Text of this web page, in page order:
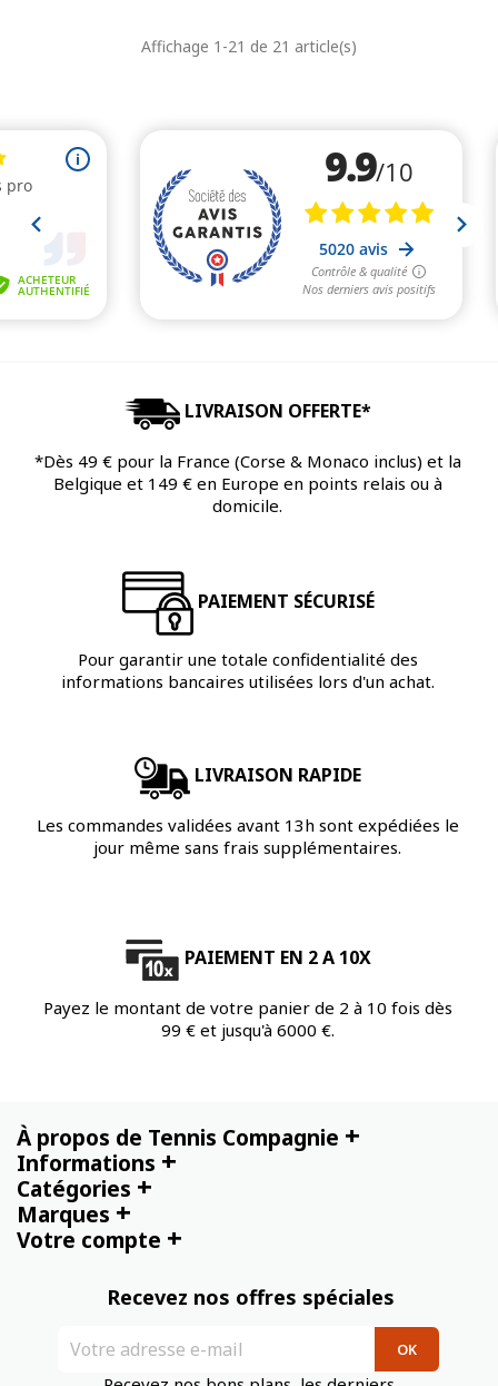
base
Affichage 1-21 de 21 article(s)
LIVRAISON OFFERTE*
*Dès 49 € pour la France (Corse & Monaco inclus) et la
Belgique et 149 € en Europe en points relais ou à
domicile.
PAIEMENT SÉCURISÉ
Pour garantir une totale confidentialité des
informations bancaires utilisées lors d'un achat.
LIVRAISON RAPIDE
Les commandes validées avant 13h sont expédiées le
jour même sans frais supplémentaires.
PAIEMENT EN 2 A 10X
Payez le montant de votre panier de 2 à 10 fois dès
99 € et jusqu'à 6000 €.
À propos de Tennis Compagnie +
Informations +
Catégories +
Marques +
Votre compte +
Recevez nos offres spéciales